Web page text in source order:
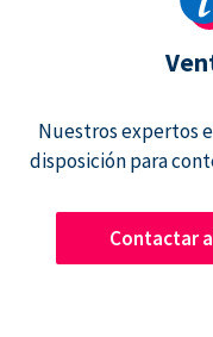
Nuestros expertos
disposición para
Contactar